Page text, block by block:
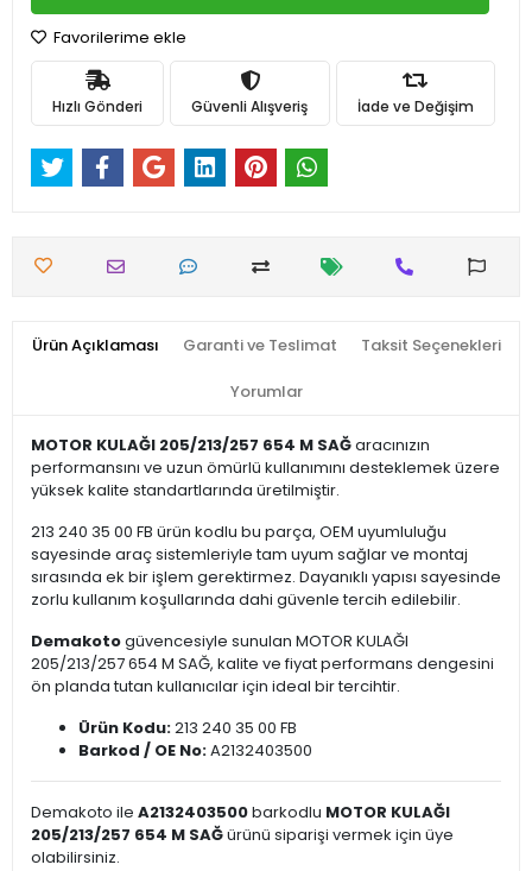
Favorilerime ekle
Hızlı Gönderi Güvenli Alışveriş İade ve Değişim
Ürün Açıklaması Garanti ve Teslimat Taksit Seçenekleri
Yorumlar
MOTOR KULAĞI 205/213/257 654 M SAĞaracınızın
performansını ve uzun ömürlü kullanımını desteklemek üzere
yüksek kalite standartlarında üretilmiştir.
213 240 35 00 FB ürün kodlu bu parça, OEM uyumluluğu
sayesinde araç sistemleriyle tam uyum sağlar ve montaj
sırasında ek bir işlem gerektirmez. Dayanıklı yapısı sayesinde
zorlu kullanım koşullarında dahi güvenle tercih edilebilir.
Demakotogüvencesiyle sunulan MOTOR KULAĞI
205/213/257 654 M SAĞ, kalite ve fiyat performans dengesini
ön planda tutan kullanıcılar için ideal bir tercihtir.
Ürün Kodu:213 240 35 00 FB
Barkod / OE No:A2132403500
Demakoto ile A2132403500barkodlu MOTOR KULAĞI
205/213/257 654 M SAĞürünü siparişi vermek için üye
olabilirsiniz.